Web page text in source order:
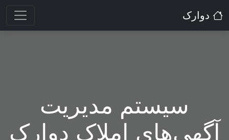
دوارک
سیستم مدیریت
آگهی‌های املاک دوارک